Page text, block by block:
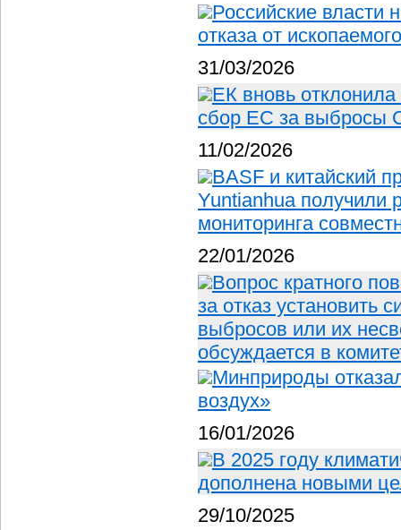
Российские власти
отказа от
31/03/2026
ЕК вновь
сбор ЕС за выбросы
11/02/2026
BASF и китайский
Yuntianhua получили
мониторинга
22/01/2026
Вопрос кратного
за отказ установить
выбросов или их
обсуждается в
Минприроды
воздух»
16/01/2026
В 2025 году
дополнена новыми
29/10/2025